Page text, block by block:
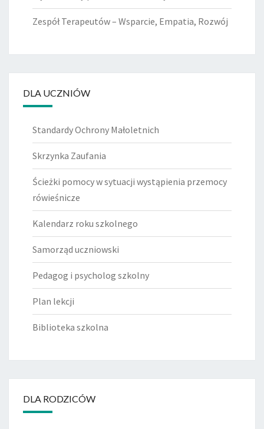
Zespół Terapeutów – Wsparcie, Empatia, Rozwój
DLA UCZNIÓW
Standardy Ochrony Małoletnich
Skrzynka Zaufania
Ścieżki pomocy w sytuacji wystąpienia przemocy
rówieśnicze
Kalendarz roku szkolnego
Samorząd uczniowski
Pedagog i psycholog szkolny
Plan lekcji
Biblioteka szkolna
DLA RODZICÓW